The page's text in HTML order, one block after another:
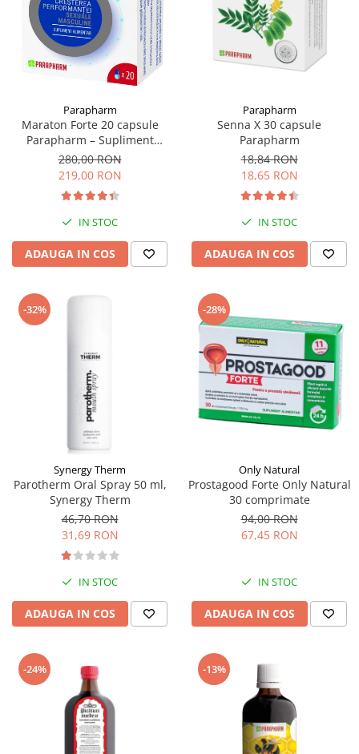
Omega 3
Par si unghii
Probiotice si prebiotice
Sanatate urinara
Sistemul respirator
Slabire si control greutate
Somn stres si anxietate
Supliment Calciu
Supliment Complexe
Supliment Magneziu
Supliment Vitamina B
Supliment Vitamina D3
Supliment Vitamina E
Supliment Zinc
Tincturi si Gemoderivate
Tuse gat si respiratie
Vitamine si minerale
Ingrijire par
Balsam masca si tratament
Produse cu SPF Pentru Fata
Parapharm
Maraton Forte 20 capsule
Parapharm – Supliment
pentru performanță sexuală
masculină
280,00 RON
219,00 RON
IN STOC
ADAUGA IN COS
Parapharm
Senna X 30 capsule
Parapharm
18,84 RON
18,65 RON
IN STOC
ADAUGA IN COS
-32%
Synergy Therm
Parotherm Oral Spray 50 ml,
Synergy Therm
46,70 RON
31,69 RON
IN STOC
ADAUGA IN COS
-28%
Only Natural
Prostagood Forte Only Natural
30 comprimate
94,00 RON
67,45 RON
IN STOC
ADAUGA IN COS
-24% -13%